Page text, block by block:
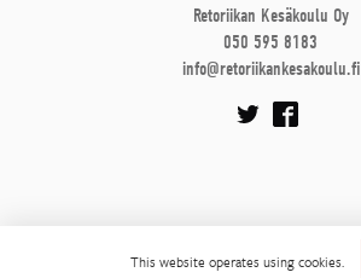
This website operates using cookies.
Retoriikan Kesäkoulu Oy
050 595 8183
info@retoriikankesakoulu.fi